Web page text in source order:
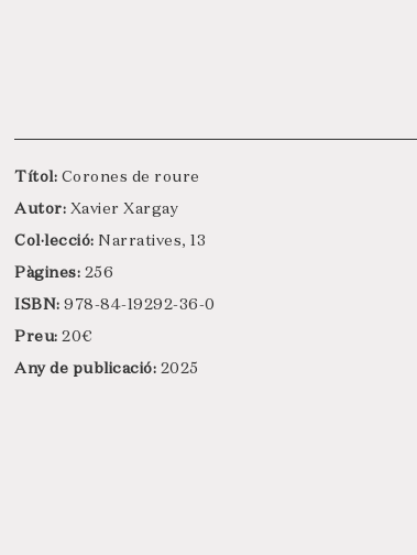
Títol: Corones de roure
Autor: Xavier Xargay
Col·lecció: Narratives, 13
Pàgines: 256
ISBN: 978-84-19292-36-0
Preu: 20€
Any de publicació: 2025